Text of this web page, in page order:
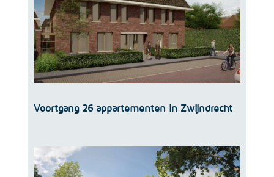
Voortgang 26 appartementen in Zwijndrecht